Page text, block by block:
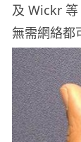
及 Wickr
無需網絡都